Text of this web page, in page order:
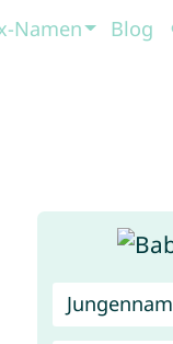
Namen Blog